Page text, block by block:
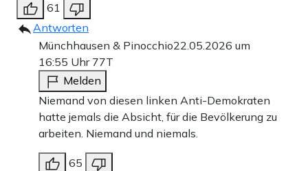
61
Antworten
Münchhausen & Pinocchio22.05.2026 um
16:55 Uhr 77T
Melden
Niemand von diesen linken Anti-Demokraten
hatte jemals die Absicht, für die Bevölkerung zu
arbeiten. Niemand und niemals.
65